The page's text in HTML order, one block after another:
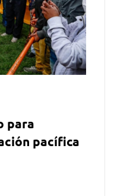
para
pacífica